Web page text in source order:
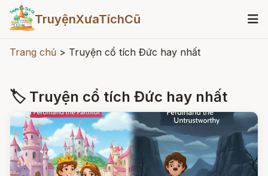
TruyệnXưaTíchCũ
Trang chủ > Truyện cổ tích Đức hay nhất
🏷 Truyện cổ tích Đức hay nhất